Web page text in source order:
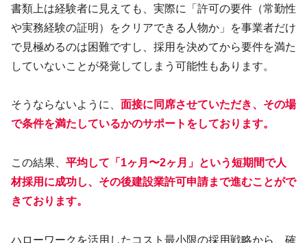
書類上は経験者に見えても、実際に「許可の要件（常勤性
や実務経験の証明）をクリアできる人物か」を事業者だけ
で見極めるのは困難ですし、採用を決めてから要件を満た
していないことが発覚してしまう可能性もあります。
そうならないように、 面接に同席させていただき、その場
で条件を満たしているかのサポート をしております。
この結果、 平均して「1ヶ月〜2ヶ月」という短期間で人
材採用に成功し、その後建設業許可申請まで進むことがで
きております。
ハローワークを活用したコスト最小限の採用戦略から、確